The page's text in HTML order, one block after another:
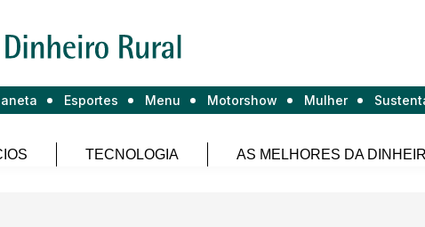
Esportes Menu Motorshow Mulher
TECNOLOGIA AS MELHORES DA